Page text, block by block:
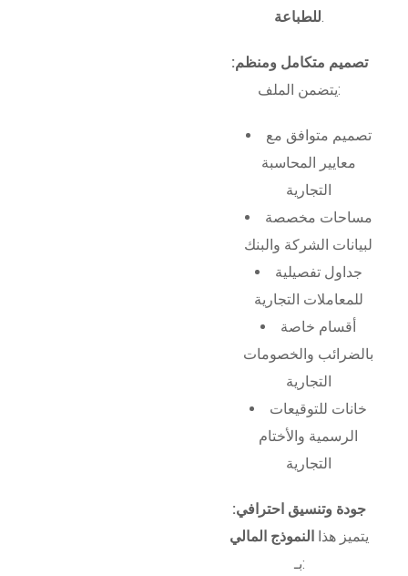
للطباعة.
تصميم متكامل ومنظم:
يتضمن الملف:
تصميم متوافق مع
معايير المحاسبة
التجارية
مساحات مخصصة
لبيانات الشركة والبنك
جداول تفصيلية
للمعاملات التجارية
أقسام خاصة
بالضرائب والخصومات
التجارية
خانات للتوقيعات
الرسمية والأختام
التجارية
جودة وتنسيق احترافي:
يتميز هذا
النموذج المالي
بـ: